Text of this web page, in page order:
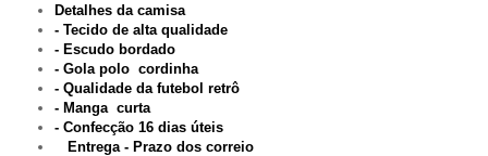
Detalhes da camisa
- Tecido de alta qualidade
- Escudo bordado
- Gola polo cordinha
- Qualidade da futebol retrô
- Manga curta
- Confecção 16 dias úteis
Entrega - Prazo dos correio